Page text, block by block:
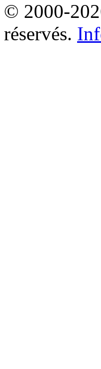
© 2000-
réservés.